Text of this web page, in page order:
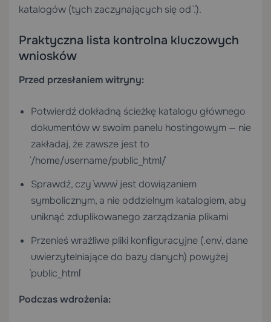
katalogów (tych zaczynających się od `.`).
Praktyczna lista kontrolna kluczowych
wniosków
Przed przesłaniem witryny:
Potwierdź dokładną ścieżkę katalogu głównego
dokumentów w swoim panelu hostingowym — nie
zakładaj, że zawsze jest to
`/home/username/public_html/`
Sprawdź, czy `www` jest dowiązaniem
symbolicznym, a nie oddzielnym katalogiem, aby
uniknąć zduplikowanego zarządzania plikami
Przenieś wrażliwe pliki konfiguracyjne (`.env`, dane
uwierzytelniające do bazy danych) powyżej
`public_html`
Podczas wdrożenia: